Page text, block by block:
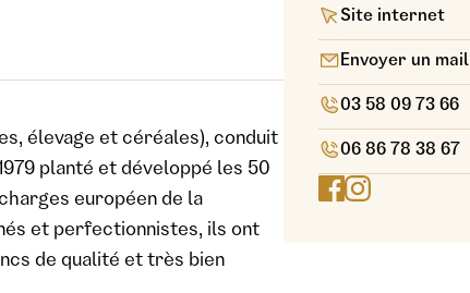
élevage et céréales), conduit
planté et développé les 50
européen de la
et perfectionnistes, ils ont
de qualité et très bien
Site internet
Envoyer un mail
03 58 09 73 66
06 86 78 38 67